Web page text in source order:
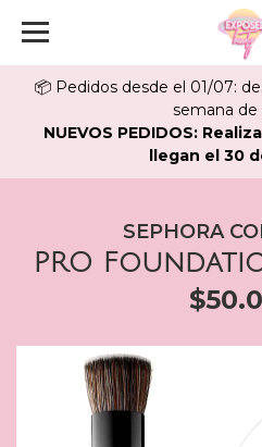
📦 Pedidos desde el 01/07:
semana
NUEVOS PEDIDOS:
llegan el 30
SEPHORA
PRO